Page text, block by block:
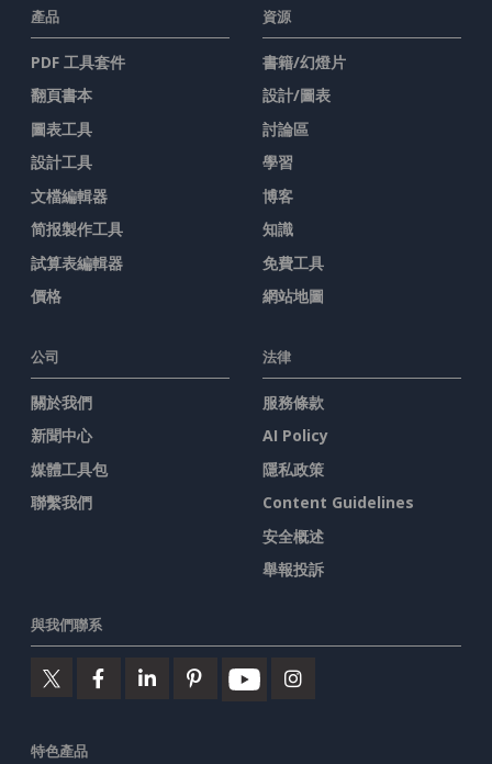
產品
PDF 工具套件
翻頁書本
圖表工具
設計工具
文檔編輯器
简报製作工具
試算表編輯器
價格
資源
書籍/幻燈片
設計/圖表
討論區
學習
博客
知識
免費工具
網站地圖
公司
關於我們
新聞中心
媒體工具包
聯繫我們
法律
服務條款
AI Policy
隱私政策
Content Guidelines
安全概述
舉報投訴
與我們聯系
特色產品